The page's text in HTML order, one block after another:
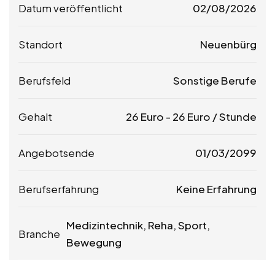
Datum veröffentlicht 02/08/2026
Standort Neuenbürg
Berufsfeld Sonstige Berufe
Gehalt 26 Euro - 26 Euro / Stunde
Angebotsende 01/03/2099
Berufserfahrung Keine Erfahrung
Branche
Medizintechnik, Reha, Sport,
Bewegung